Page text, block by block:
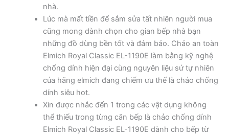
nhà.
Lúc mà mất tiền để sắm sửa tất nhiên người mua
cũng mong dành chọn cho gian bếp nhà bạn
những đồ dùng bền tốt và đảm bảo. Chảo an toàn
Elmich Royal Classic EL-1190E làm bằng kỹ nghệ
chống dính hiện đại cùng nguyên liệu sứ tự nhiên
của hãng elmich đang chiếm ưu thế là chảo chống
dính siêu hot.
Xin được nhắc đến 1 trong các vật dụng không
thể thiếu trong từng căn bếp là chảo chống dính
Elmich Royal Classic EL-1190E dành cho bếp từ